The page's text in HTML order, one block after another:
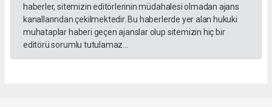
haberler, sitemizin editörlerinin müdahalesi olmadan ajans
kanallarından çekilmektedir. Bu haberlerde yer alan hukuki
muhataplar haberi geçen ajanslar olup sitemizin hiç bir
editörü sorumlu tutulamaz...